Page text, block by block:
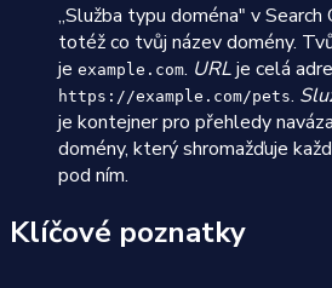
„Služba typu doména" v Search
totéž co tvůj název domény.
je example.com. URLje celá
https://example.com/pets.
je kontejner pro přehledy
domény, který shromažďuje
pod ním.
Klíčové poznatky